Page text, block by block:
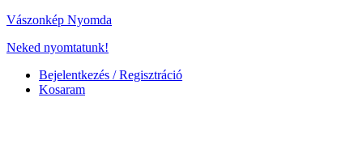
Vászonkép Nyomda
Neked nyomtatunk!
Bejelentkezés / Regisztráció
Kosaram